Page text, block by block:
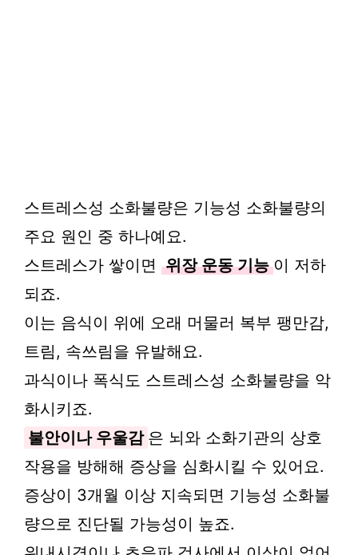
스트레스성 소화불량은 기능성 소화불량의
주요 원인 중 하나예요.
스트레스가 쌓이면 위장 운동 기능 이 저하
되죠.
이는 음식이 위에 오래 머물러 복부 팽만감,
트림, 속쓰림을 유발해요.
과식이나 폭식도 스트레스성 소화불량을 악
화시키죠.
불안이나 우울감 은 뇌와 소화기관의 상호
작용을 방해해 증상을 심화시킬 수 있어요.
증상이 3개월 이상 지속되면 기능성 소화불
량으로 진단될 가능성이 높죠.